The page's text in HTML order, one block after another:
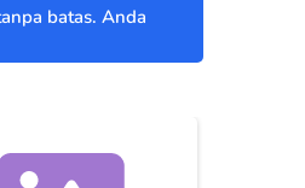
batas. Anda